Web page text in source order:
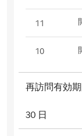
11
10
再訪問有効
30 日